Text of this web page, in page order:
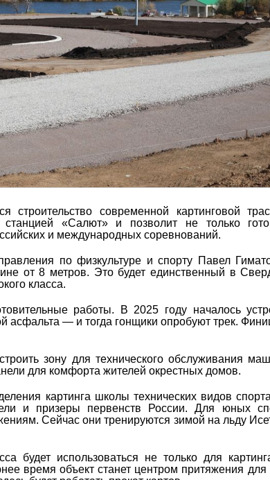
строительство современной картинговой
«Салют» и позволит не только
и международных соревнований.
по физкультуре и спорту Павел
от 8 метров. Это будет единственный в
класса.
работы. В 2025 году началось
асфальта — и тогда гонщики опробуют трек.
зону для технического обслуживания
для комфорта жителей окрестных домов.
картинга школы технических видов
и призеры первенств России. Для юных
Сейчас они тренируются зимой на льду
будет использоваться не только для
время объект станет центром притяжения